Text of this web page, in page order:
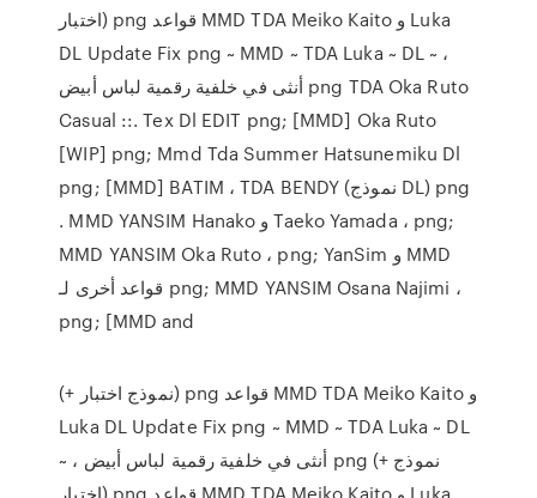
اختبار) png قواعد MMD TDA Meiko Kaito و Luka
DL Update Fix png ~ MMD ~ TDA Luka ~ DL ~ ،
أنثى في خلفية رقمية لباس أبيض png TDA Oka Ruto
Casual ::. Tex Dl EDIT png; [MMD] Oka Ruto
[WIP] png; Mmd Tda Summer Hatsunemiku Dl
png; [MMD] BATIM ، TDA BENDY (نموذج DL) png
. MMD YANSIM Hanako و Taeko Yamada ، png;
MMD YANSIM Oka Ruto ، png; YanSim و MMD
قواعد أخرى لـ png; MMD YANSIM Osana Najimi ،
png; [MMD and
(+ نموذج اختبار) png قواعد MMD TDA Meiko Kaito و
Luka DL Update Fix png ~ MMD ~ TDA Luka ~ DL
~ ، أنثى في خلفية رقمية لباس أبيض png (+ نموذج
اختبار) png قواعد MMD TDA Meiko Kaito و Luka